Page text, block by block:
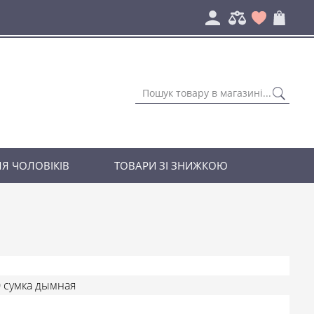
ЧОЛОВІКІВ ТОВАРИ ЗІ ЗНИЖКОЮ
сумка дымная